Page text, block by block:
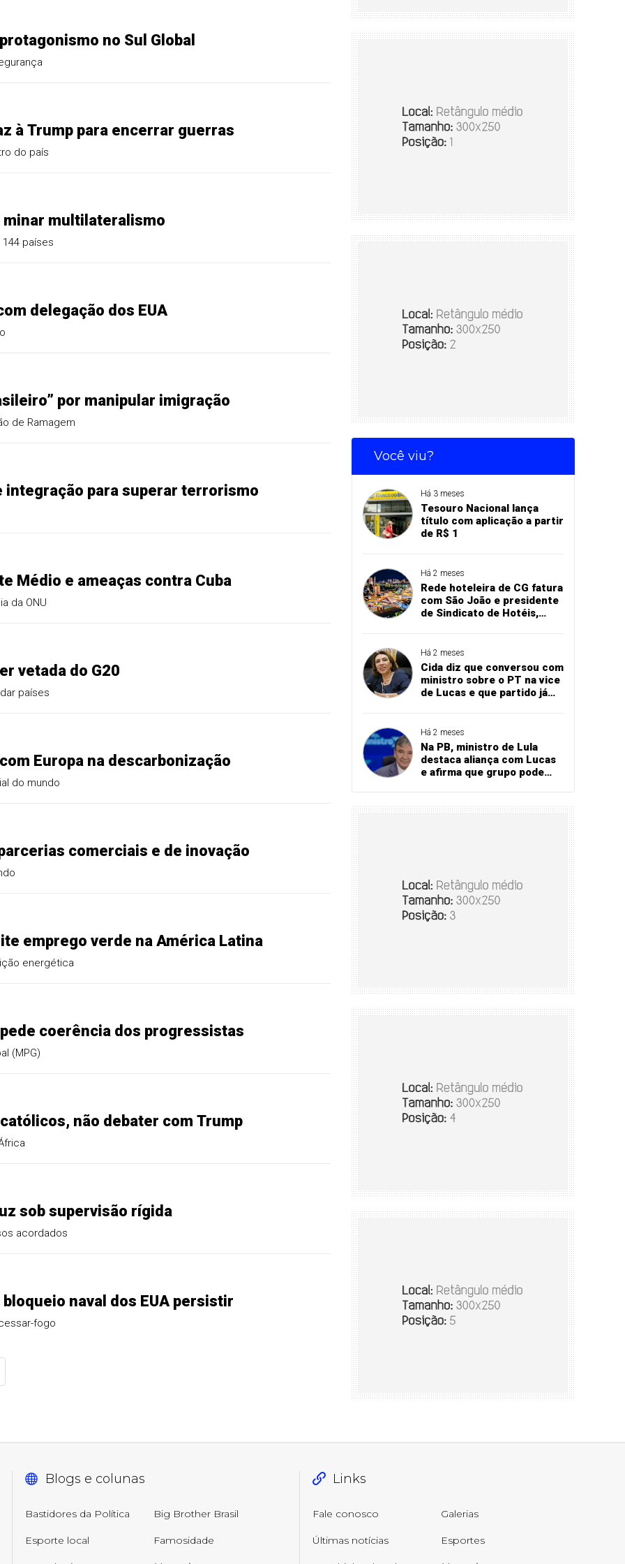
no Sul Global
à Trump para encerrar guerras
do país
minar multilateralismo
países
delegação dos EUA
por manipular imigração
de Ramagem
para superar terrorismo
Médio e ameaças contra Cuba
da ONU
vetada do G20
países
Europa na descarbonização
do mundo
comerciais e de inovação
emprego verde na América Latina
energética
coerência dos progressistas
(MPG)
não debater com Trump
sob supervisão rígida
acordados
naval dos EUA persistir
fogo
Você viu?
Há 3 meses
Tesouro Nacional lança
título com aplicação a partir
de R$ 1
Há 2 meses
Rede hoteleira de CG fatura
com São João e presidente
de Sindicato de Hotéis,
Há 2 meses
Cida diz que conversou com
ministro sobre o PT na vice
de Lucas e que partido já
Há 2 meses
Na PB, ministro de Lula
destaca aliança com Lucas
e afirma que grupo pode
Blogs e colunas
Bastidores da Política Big Brother Brasil
Esporte local Famosidade
Links
Fale conosco Galerias
Últimas notícias Esportes